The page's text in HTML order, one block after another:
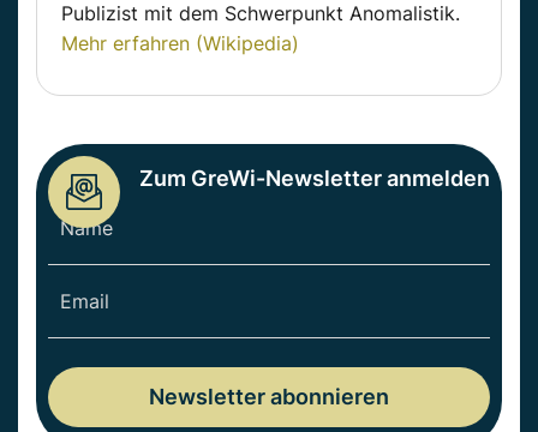
Publizist mit dem Schwerpunkt Anomalistik.
Mehr erfahren (Wikipedia)
Zum GreWi-Newsletter anmelden